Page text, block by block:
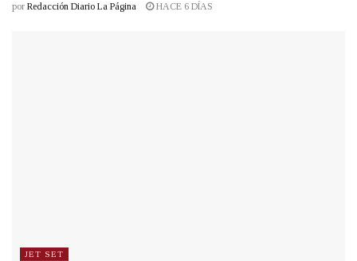
por Redacción Diario La Página HACE 6 DÍAS
JET SET